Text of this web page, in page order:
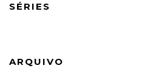
SÉRIES
ARQUIVO